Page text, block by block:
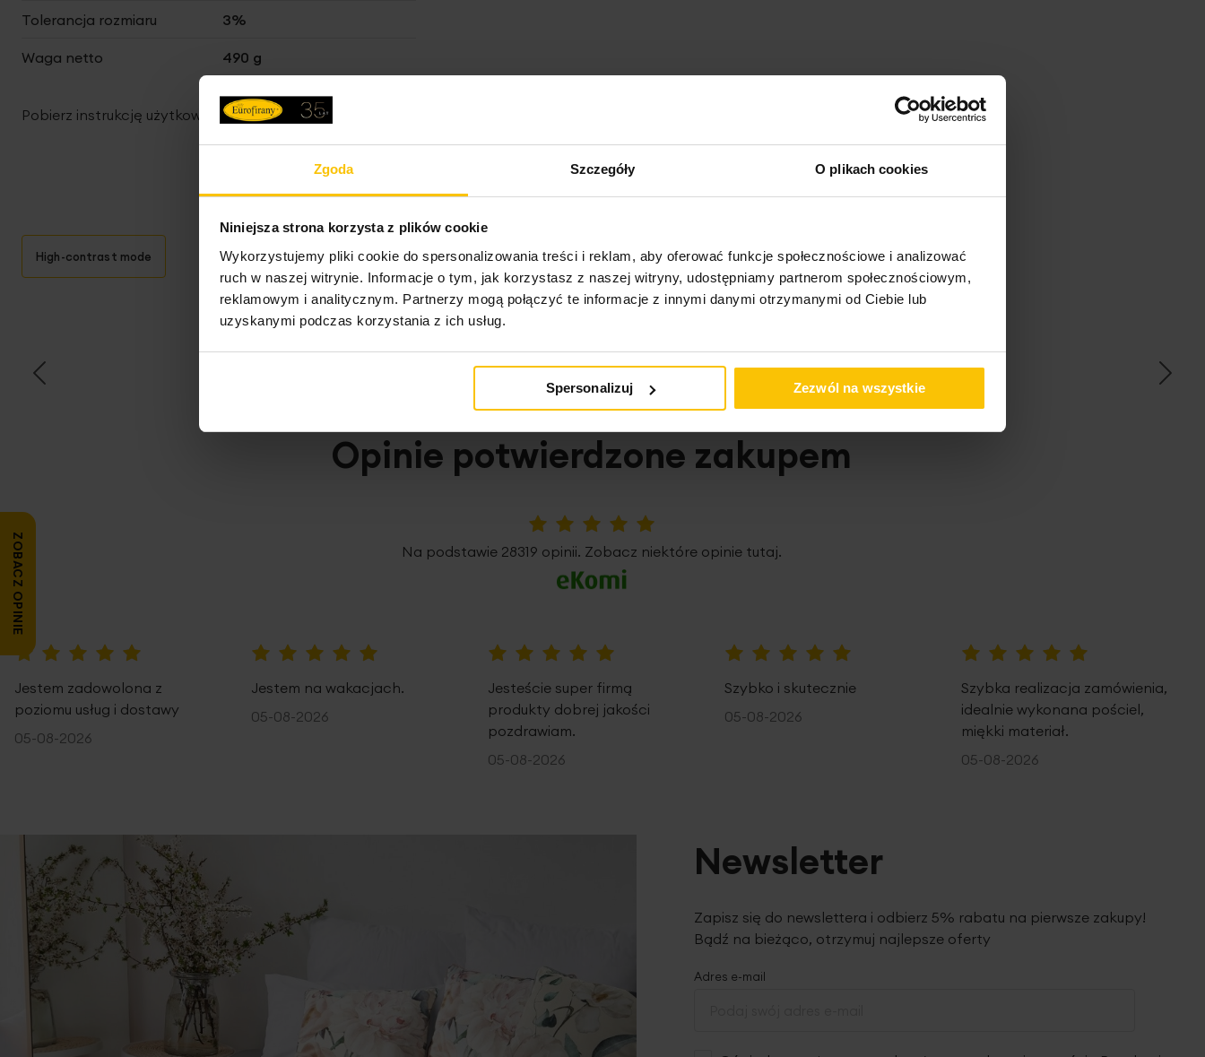
Zgoda Szczegóły O plikach cookies
Niniejsza strona korzysta z plików cookie
Wykorzystujemy pliki cookie do spersonalizowania treści i reklam, aby oferować funkcje społecznościowe i analizować
ruch w naszej witrynie. Informacje o tym, jak korzystasz z naszej witryny, udostępniamy partnerom społecznościowym,
reklamowym i analitycznym. Partnerzy mogą połączyć te informacje z innymi danymi otrzymanymi od Ciebie lub
uzyskanymi podczas korzystania z ich usług.
Spersonalizuj Zezwól na wszystkie
Tolerancja rozmiaru 3%
Waga netto 490 g
Pobierz instrukcję użytkowania i bezpieczeństwa produktu
High-contrast mode
To może Cię zainteresować
Opinie potwierdzone zakupem
5%
Na podstawie 28319 opinii. Zobacz niektóre opinie tutaj.
Jestem zadowolona z
poziomu usług i dostawy
05-08-2026
Jestem na wakacjach.
05-08-2026
Jesteście super firmą
produkty dobrej jakości
pozdrawiam.
05-08-2026
Szybko i skutecznie
05-08-2026
Szybka realizacja zamówienia,
idealnie wykonana pościel,
miękki materiał.
05-08-2026
Newsletter
Zapisz się do newslettera i odbierz 5% rabatu na pierwsze zakupy!
Bądź na bieżąco, otrzymuj najlepsze oferty
Adres e-mail
ZOBACZ OPINIE